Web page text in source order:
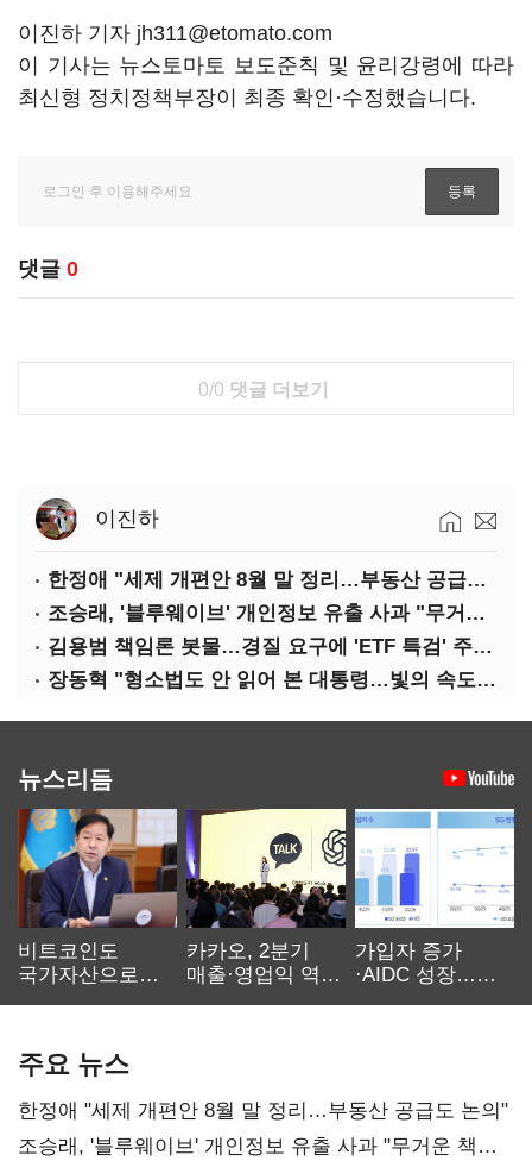
이진하 기자 jh311@etomato.com
이 기사는 뉴스토마토 보도준칙 및 윤리강령에 따라
최신형 정치정책부장이 최종 확인·수정했습니다.
댓글 0
0/0 댓글 더보기
이진하
한정애 "세제 개편안 8월 말 정리…부동산 공급도 논의"
조승래, '블루웨이브' 개인정보 유출 사과 "무거운 책임 통감"
김용범 책임론 봇물…경질 요구에 'ETF 특검' 주장까지
장동혁 "형소법도 안 읽어 본 대통령…빛의 속도로 무너질 것"
뉴스리듬
비트코인도
국가자산으로…'
카카오, 2분기
매출·영업익 역대
가입자 증가
·AIDC 성장…
주요 뉴스
한정애 "세제 개편안 8월 말 정리…부동산 공급도 논의"
조승래, '블루웨이브' 개인정보 유출 사과 "무거운 책임